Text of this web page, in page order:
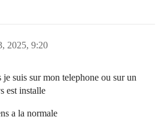
2025, 9:20
je suis sur mon telephone ou sur un
est installe
a la normale